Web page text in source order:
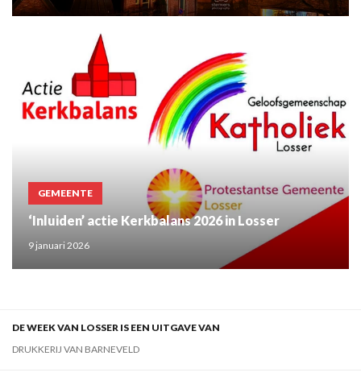
GEMEENTE
‘Inluiden’ actie Kerkbalans 2026 in Losser
9 januari 2026
DE WEEK VAN LOSSER IS EEN UITGAVE VAN
DRUKKERIJ VAN BARNEVELD